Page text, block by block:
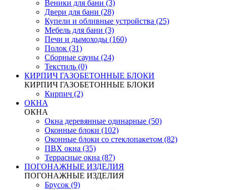
Веники для бани (3)
Двери для бани (28)
Купели и обливные устройства (25)
Мебель для бани (3)
Печи и дымоходы (160)
Полок (31)
Сборные сауны (24)
Текстиль (0)
КИРПИЧ ГАЗОБЕТОННЫЕ БЛОКИ
КИРПИЧ ГАЗОБЕТОННЫЕ БЛОКИ
Кирпич (2)
ОКНА
ОКНА
Окна деревянные одинарные (50)
Оконные блоки (102)
Оконные блоки со стеклопакетом (82)
ПВХ окна (35)
Террасные окна (87)
ПОГОНАЖНЫЕ ИЗДЕЛИЯ
ПОГОНАЖНЫЕ ИЗДЕЛИЯ
Брусок (9)